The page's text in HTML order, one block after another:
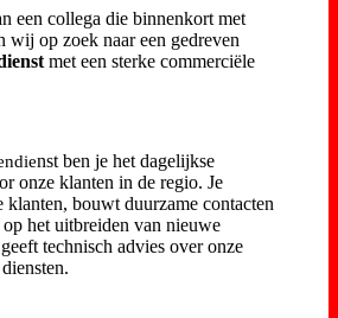
een collega die binnenkort met
wij op zoek naar een gedreven
met een sterke commerciële
nst ben je het dagelijkse
onze klanten in de regio. Je
klanten, bouwt duurzame contacten
het uitbreiden van nieuwe
technisch advies over onze